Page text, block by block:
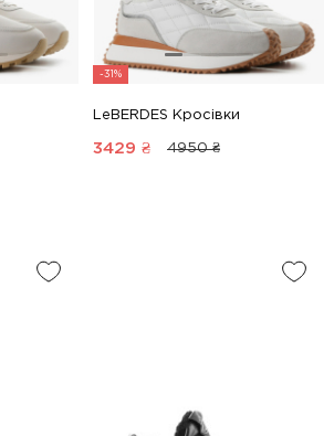
-31%
LeBERDES Кросівки
3429 ₴ 4950 ₴